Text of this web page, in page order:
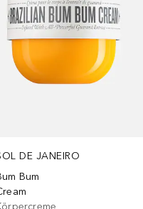
DE JANEIRO
Bum